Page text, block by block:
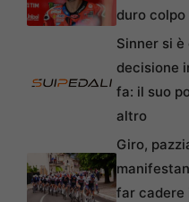
duro
Sinner si
decisione
fa: il suo
altro
Giro,
far cadere